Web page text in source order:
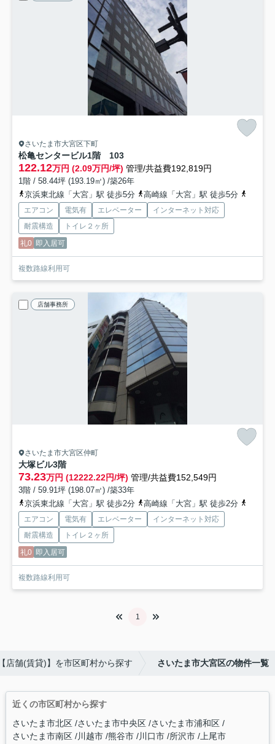
さいたま市大宮区下町
松亀センタービル1階 103
122.12万円 (2.09万円/坪) 管理/共益費192,819円
1階 / 58.44坪 (193.19㎡) /築26年
京浜東北線「大宮」駅 徒歩5分
高崎線「大宮」駅 徒歩5分
エアコン 電気有 エレベーター
インターネット対応
耐震構造
トイレ２ヶ所
礼0 即入居可
複数路線利用可
店舗事務所
さいたま市大宮区仲町
大塚ビル3階
73.23万円 (12222.22円/坪) 管理/共益費152,549円
3階 / 59.91坪 (198.07㎡) /築33年
京浜東北線「大宮」駅 徒歩2分
高崎線「大宮」駅 徒歩2分
エアコン 電気有 エレベーター
インターネット対応
耐震構造
トイレ２ヶ所
礼0 即入居可
複数路線利用可
1
店舗(賃貸)】を市区町村から探す さいたま市大宮区の物件一覧
近くの市区町村から探す
さいたま市北区 さいたま市中央区 さいたま市浦和区
さいたま市南区 川越市 熊谷市 川口市 所沢市 上尾市